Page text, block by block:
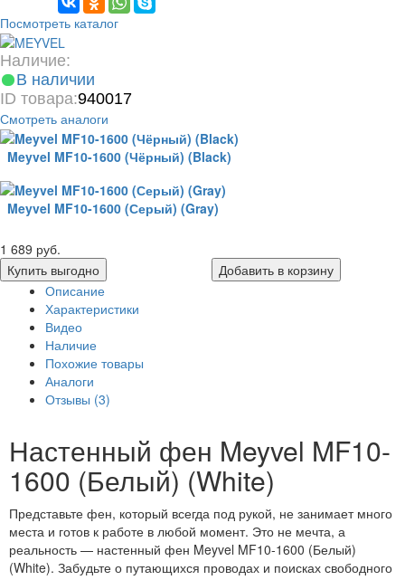
Посмотреть каталог
Наличие:
В наличии
ID товара:940017
Смотреть аналоги
Meyvel MF10-1600 (Чёрный) (Black)
Meyvel MF10-1600 (Серый) (Gray)
1 689 руб.
Купить выгодно
Добавить в корзину
Описание
Характеристики
Видео
Наличие
Похожие товары
Аналоги
Отзывы (3)
Настенный фен Meyvel MF10-
1600 (Белый) (White)
Представьте фен, который всегда под рукой, не занимает много
места и готов к работе в любой момент. Это не мечта, а
реальность — настенный фен Meyvel MF10-1600 (Белый)
(White). Забудьте о путающихся проводах и поисках свободного